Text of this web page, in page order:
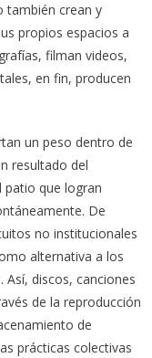
también crean y
propios espacios a
filman videos,
en fin, producen
un peso dentro de
resultado del
patio que logran
De
no institucionales
alternativa a los
Así, discos, canciones
de la reproducción
de
prácticas colectivas